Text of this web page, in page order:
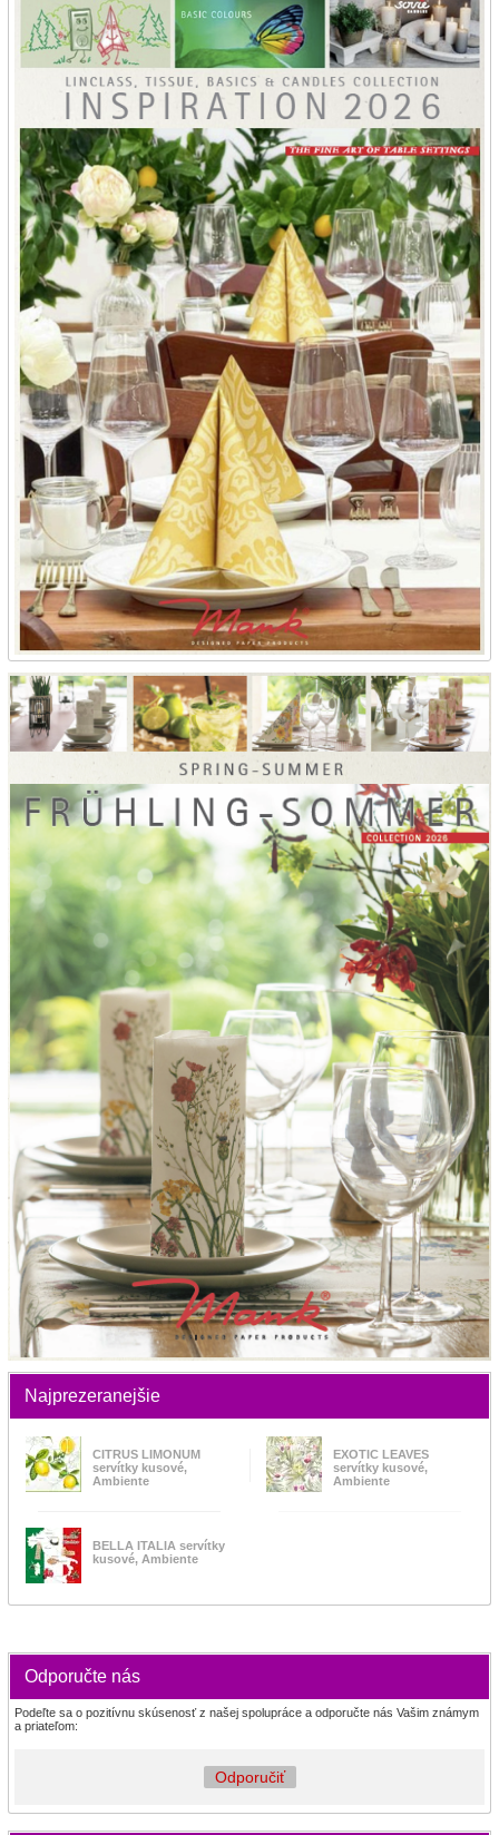
Najprezeranejšie
CITRUS LIMONUM
servítky kusové,
Ambiente
EXOTIC LEAVES
servítky kusové,
Ambiente
BELLA ITALIA servítky
kusové, Ambiente
Odporučte nás
Podeľte sa o pozitívnu skúsenosť z našej spolupráce a odporučte nás Vašim známym
a priateľom:
Odporučiť